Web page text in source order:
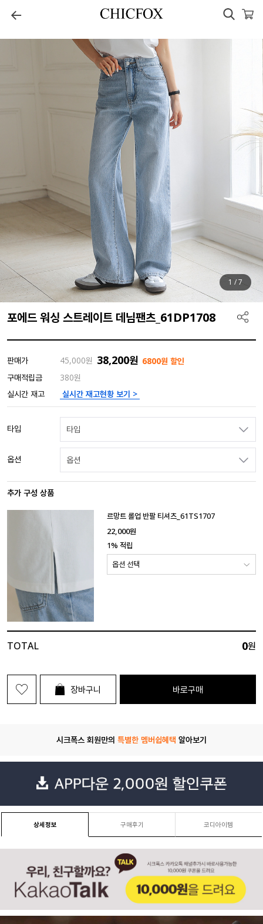
1 /7
포에드 워싱 스트레이트 데님팬츠_61DP1708
판매가 45,000원 38,200원 6800원 할인
구매적립금
380원
실시간 재고
실시간 재고현황 보기 >
타입 타입
옵션 옵션
추가 구성 상품
르망트 롤업 반팔 티셔츠_61TS1707
22,000원
1% 적립
TOTAL 0원
장바구니 바로구매
시크폭스 회원만의 특별한 멤버쉽혜택 알아보기
상세정보 구매후기 코디아이템